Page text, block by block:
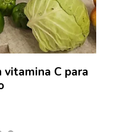
espaciales
un antes y un